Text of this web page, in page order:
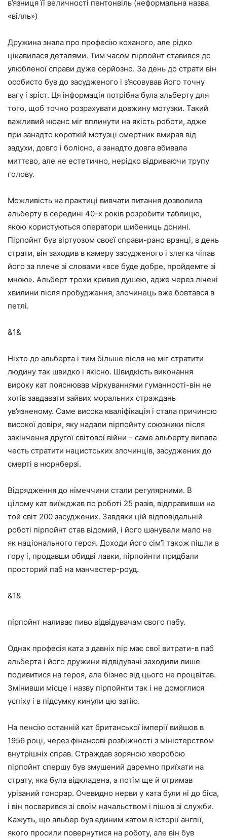
в’язниця її величності пентонвіль (неформальна назва
«вілль»)
Дружина знала про професію коханого, але рідко
цікавилася деталями. Тим часом пірпойнт ставився до
улюбленої справи дуже серйозно. За день до страти він
особисто був до засудженого і з’ясовував його точну
вагу і зріст. Ця інформація потрібна була альберту для
того, щоб точно розрахувати довжину мотузки. Такий
важливий нюанс міг вплинути на якість роботи, адже
при занадто короткій мотузці смертник вмирав від
задухи, довго і болісно, а занадто довга вбивала
миттєво, але не естетично, нерідко відриваючи трупу
голову.
Можливість на практиці вивчати питання дозволила
альберту в середині 40-х років розробити таблицю,
якою користуються оператори шибениць донині.
Пірпойнт був віртуозом своєї справи-рано вранці, в день
страти, він заходив в камеру засудженого і злегка чіпав
його за плече зі словами «все буде добре, пройдемте зі
мною». Альберт трохи кривив душею, адже через лічені
хвилини після пробудження, злочинець вже бовтався в
петлі.
&1&
Ніхто до альберта і тим більше після не міг стратити
людину так швидко і якісно. Швидкість виконання
вироку кат пояснював міркуваннями гуманності-він не
хотів завдавати зайвих моральних страждань
ув’язненому. Саме висока кваліфікація і стала причиною
високої довіри, яку надали пірпойнту союзники після
закінчення другої світової війни – саме альберту випала
честь стратити нацистських злочинців, засуджених до
смерті в нюрнберзі.
Відрядження до німеччини стали регулярними. В
цілому кат виїжджав по роботі 25 разів, відправивши на
той світ 200 засуджених. Завдяки цій відповідальній
роботі пірпойнт став відомий, і його шанували мало не
як національного героя. Доходи його сім’ї також пішли в
гору і, продавши обидві лавки, пірпойнти придбали
просторий паб на манчестер-роуд.
&1&
пірпойнт наливає пиво відвідувачам свого пабу.
Однак професія ката з давніх пір має свої витрати-в паб
альберта і його дружини відвідувачі заходили лише
подивитися на героя, але бізнес від цього не процвітав.
Змінивши місце і назву пірпойнти так і не домоглися
успіху і в підсумку кинули цю затію.
На пенсію останній кат британської імперії вийшов в
1956 році, через фінансові розбіжності з міністерством
внутрішніх справ. Страждав зоряною хворобою
пірпойнт спершу був змушений даремно приїхати на
страту, яка була відкладена, а потім ще й отримав
урізаний гонорар. Очевидно нерви у ката були ні до біса,
і він посварився зі своїм начальством і пішов зі служби.
Кажуть, що альбер був єдиним катом в історії англії,
якого просили повернутися на роботу, але він був